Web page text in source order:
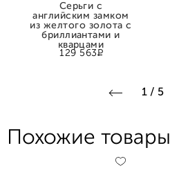
129 563Р
Серьги с
английским замком
из желтого золота с
бриллиантами и
кварцами
1 / 5
Похожие товары